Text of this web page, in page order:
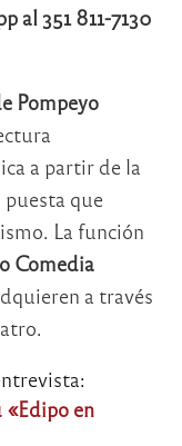
al 351 811-7130
Pompeyo
a partir de la
que
La función
Comedia
a través
en